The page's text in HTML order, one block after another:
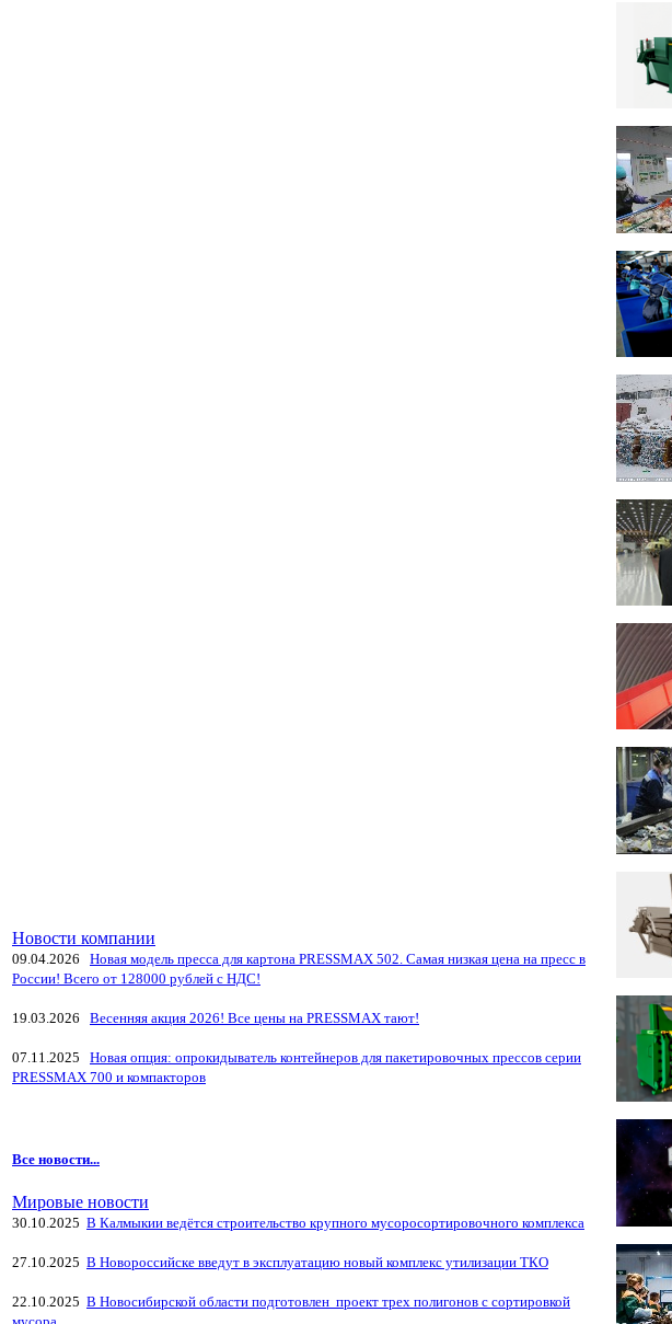
Новости компании
09.04.2026
Новая модель пресса для картона PRESSMAX 502. Самая низкая цена на пресс в
России! Всего от 128000 рублей с НДС!
19.03.2026 Весенняя акция 2026! Все цены на PRESSMAX тают!
07.11.2025
Новая опция: опрокидыватель контейнеров для пакетировочных прессов серии
PRESSMAX 700 и компакторов
Все новости...
Мировые новости
30.10.2025 В Калмыкии ведётся строительство крупного мусоросортировочного комплекса
27.10.2025 В Новороссийске введут в эксплуатацию новый комплекс утилизации ТКО
22.10.2025 В Новосибирской области подготовлен проект трех полигонов с сортировкой